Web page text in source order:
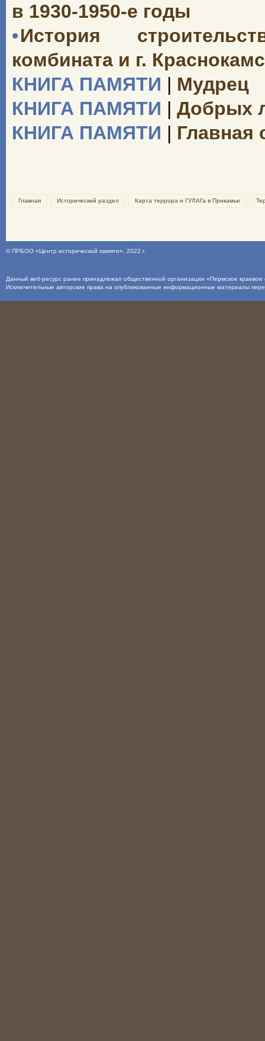
в 1930-1950-е годы
•История
комбината и г.
КНИГА ПАМЯТИ | Мудрец
КНИГА ПАМЯТИ | Добрых
КНИГА ПАМЯТИ | Главная
Главная Исторический раздел Карта террора и ГУЛАГа в Прикамье
©ПРБОО «Центр исторической памяти» , 2022 г.
Данный веб-ресурс ранее принадлежал общественной организации «Пермское
Исключительные авторские права на опубликованные информационные материалы